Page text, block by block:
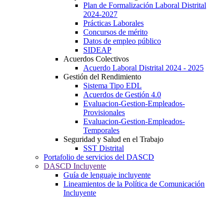
Plan de Formalización Laboral Distrital
2024-2027
Prácticas Laborales
Concursos de mérito
Datos de empleo público
SIDEAP
Acuerdos Colectivos
Acuerdo Laboral Distrital 2024 - 2025
Gestión del Rendimiento
Sistema Tipo EDL
Acuerdos de Gestión 4.0
Evaluacion-Gestion-Empleados-
Provisionales
Evaluacion-Gestion-Empleados-
Temporales
Seguridad y Salud en el Trabajo
SST Distrital
Portafolio de servicios del DASCD
DASCD Incluyente
Guía de lenguaje incluyente
Lineamientos de la Política de Comunicación
Incluyente